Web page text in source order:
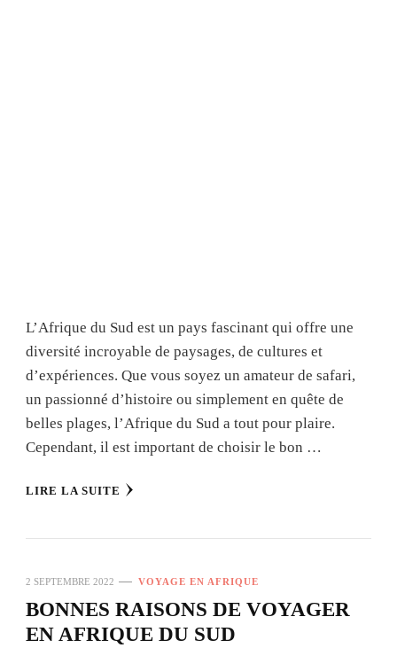
L’Afrique du Sud est un pays fascinant qui offre une
diversité incroyable de paysages, de cultures et
d’expériences. Que vous soyez un amateur de safari,
un passionné d’histoire ou simplement en quête de
belles plages, l’Afrique du Sud a tout pour plaire.
Cependant, il est important de choisir le bon …
LIRE LA SUITE
2 SEPTEMBRE 2022 VOYAGE EN AFRIQUE
BONNES RAISONS DE VOYAGER
EN AFRIQUE DU SUD